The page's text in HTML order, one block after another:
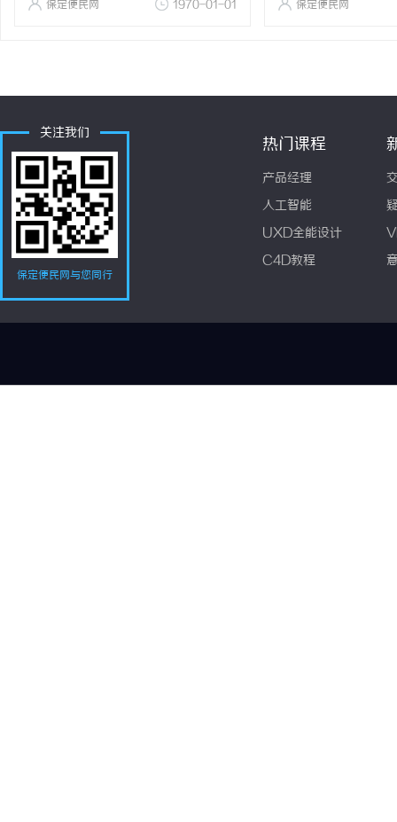
保定便民网 1970-01-01 保定便民网
关注我们
保定便民网与您同行
热门课程
产品经理
人工智能
UXD全能设计
C4D教程